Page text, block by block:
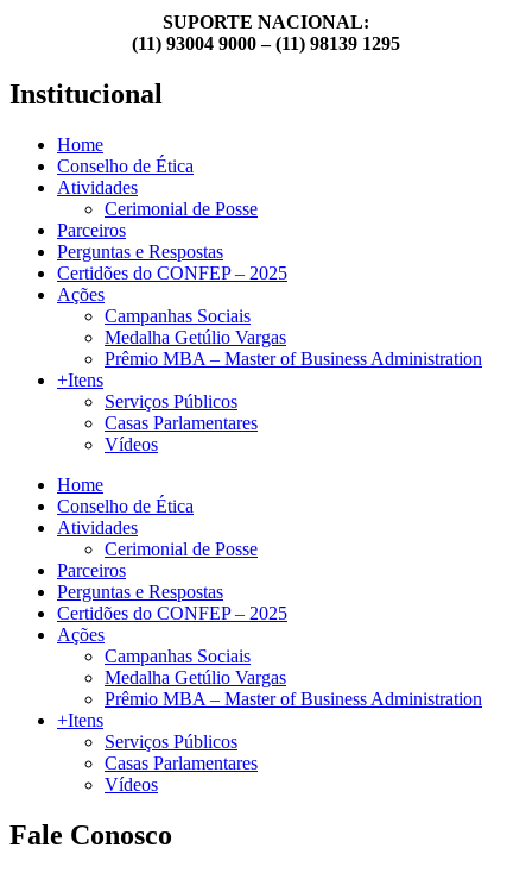
SUPORTE NACIONAL:
(11) 93004 9000 – (11) 98139 1295
Institucional
Home
Conselho de Ética
Atividades
Cerimonial de Posse
Parceiros
Perguntas e Respostas
Certidões do CONFEP – 2025
Ações
Campanhas Sociais
Medalha Getúlio Vargas
Prêmio MBA – Master of Business Administration
+Itens
Serviços Públicos
Casas Parlamentares
Vídeos
Home
Conselho de Ética
Atividades
Cerimonial de Posse
Parceiros
Perguntas e Respostas
Certidões do CONFEP – 2025
Ações
Campanhas Sociais
Medalha Getúlio Vargas
Prêmio MBA – Master of Business Administration
+Itens
Serviços Públicos
Casas Parlamentares
Vídeos
Fale Conosco